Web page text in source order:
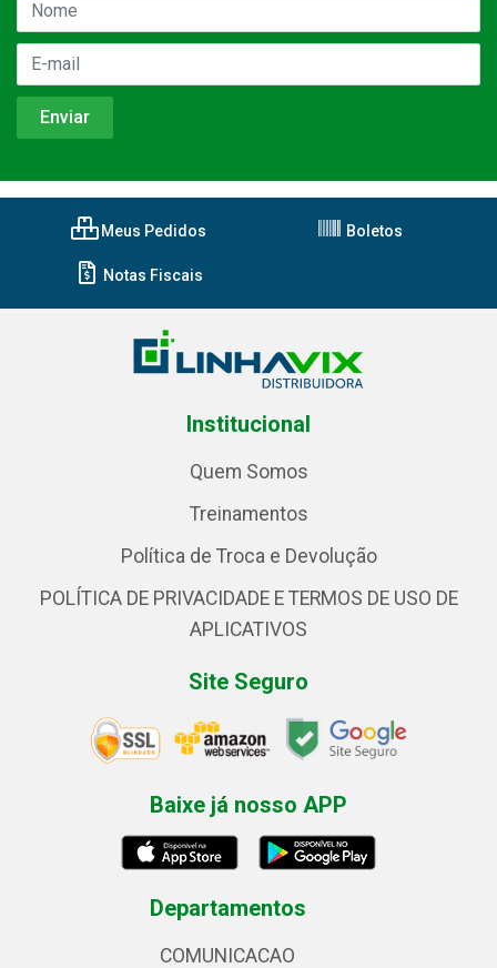
Meus Pedidos Boletos
Notas Fiscais
Institucional
Quem Somos
Treinamentos
Política de Troca e Devolução
POLÍTICA DE PRIVACIDADE E TERMOS DE USO DE
APLICATIVOS
Site Seguro
Baixe já nosso APP
Departamentos
COMUNICACAO